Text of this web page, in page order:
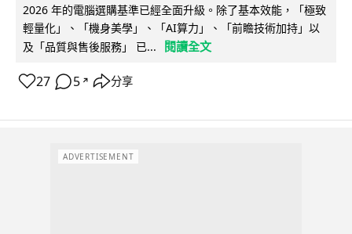
2026 年的電腦選購基準已經全面升級。除了基本效能，「極致
輕量化」、「機身美學」、「AI算力」、「前瞻技術加持」以
及「品質與售後服務」 已...
閱讀全文
27 5 ↗ 分享
ADVERTISEMENT